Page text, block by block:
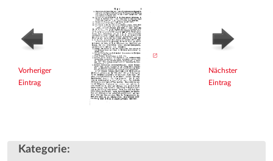
Vorheriger
Eintrag
Nächster
Eintrag
Kategorie: